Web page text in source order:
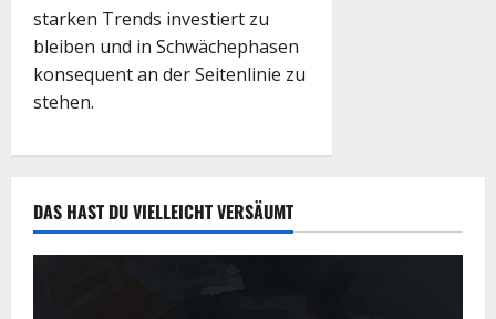
starken Trends investiert zu
bleiben und in Schwächephasen
konsequent an der Seitenlinie zu
stehen.
DAS HAST DU VIELLEICHT VERSÄUMT